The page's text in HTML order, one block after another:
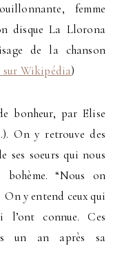
femme
disque La Llorona
de la chanson
sur Wikipédia)
bonheur, par Elise
On y retrouve des
ses soeurs qui nous
“Nous on
y entend ceux qui
connue. Ces
un an après sa